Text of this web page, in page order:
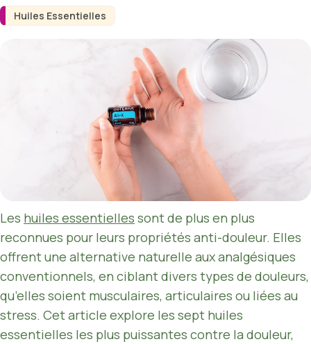
Huiles Essentielles
Les huiles essentielles sont de plus en plus
reconnues pour leurs propriétés anti-douleur. Elles
offrent une alternative naturelle aux analgésiques
conventionnels, en ciblant divers types de douleurs,
qu’elles soient musculaires, articulaires ou liées au
stress. Cet article explore les sept huiles
essentielles les plus puissantes contre la douleur,